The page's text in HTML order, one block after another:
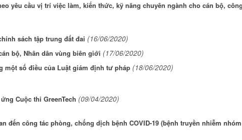
yêu cầu vị trí việc làm, kiến thức, kỹ năng chuyên ngành cho cán bộ,
sách tập trung đất đai (16/06/2020)
bộ, Nhân dân vùng biên giới (17/06/2020)
một số điều của Luật giám định tư pháp (18/06/2020)
Cuộc thi GreenTech (09/04/2020)
đến công tác phòng, chống dịch bệnh COVID-19 (bệnh truyền nhiễm nhóm